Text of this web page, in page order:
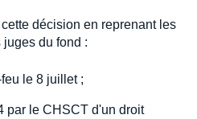
décision en reprenant les
du fond :
le 8 juillet ;
par le CHSCT d'un droit